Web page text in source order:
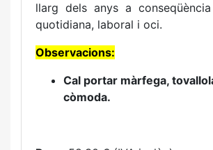
llarg dels anys a
quotidiana, laboral i oci.
Observacions:
Cal portar màrfega,
còmoda.